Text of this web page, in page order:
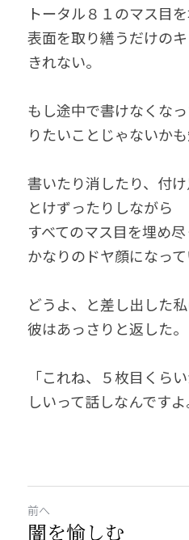
トータル８１のマス目
表面を取り繕うだけの
きれない。
もし途中で書けなくな
りたいことじゃないか
書いたり消したり、付
とけずったりしながら
すべてのマス目を埋め
かなりのドヤ顔になって
どうよ、と差し出した
彼はあっさりと返した。
「これね、５枚目くら
しいって話しなんですよ
前へ
闇を愉しむ